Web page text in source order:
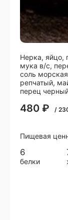
Нерка, яйцо,
мука в/с,
соль
репчатый,
перец
480 ₽ /
Пищевая
6
белки